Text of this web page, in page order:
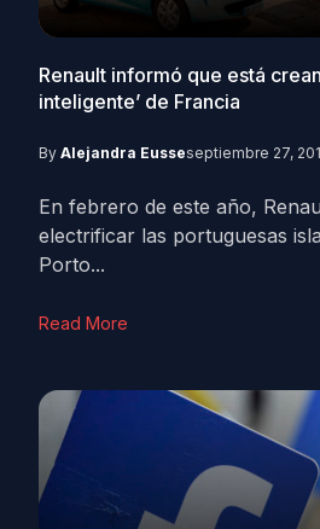
Renault informó que está
inteligente’ de Francia
By Alejandra Eusseseptiembre 27,
En febrero de este año,
electrificar las portuguesas
Porto...
Read More